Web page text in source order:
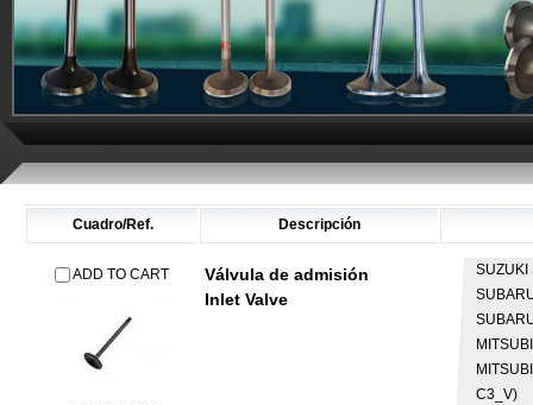
Cuadro/Ref. Descripción
ADD TO CART
Válvula de admisión
Inlet Valve
SUZUKI
C3_V)